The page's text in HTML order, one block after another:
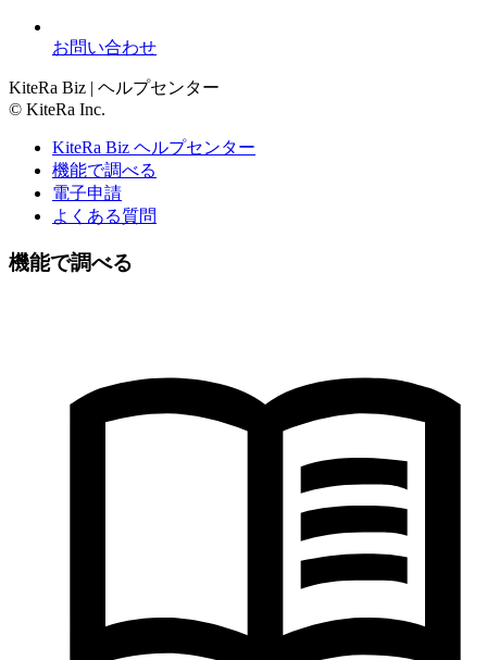
お問い合わせ
KiteRa Biz | ヘルプセンター
© KiteRa Inc.
KiteRa Biz ヘルプセンター
機能で調べる
電子申請
よくある質問
機能で調べる